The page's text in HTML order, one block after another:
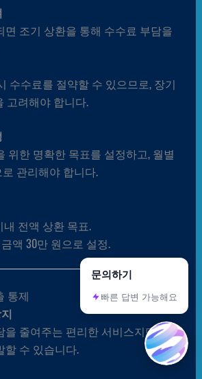
면 조기 상환을 통해 수수료 부담을
수수료를 절약할 수 있으므로, 장기
고려해야 합니다.
위한 명확한 목표를 설정하고, 월별
관리해야 합니다.
내 전액 상환 목표.
액 30만 원으로 설정.
통제
을 줄여주는 편리한 서비스지만,
할 수 있습니다.
문의하기
빠른 답변 가능해요